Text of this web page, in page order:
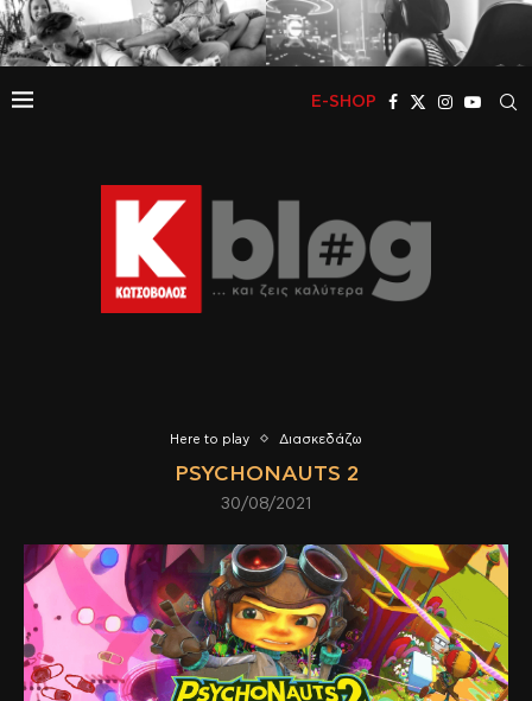
E-SHOP
Here to play Διασκεδάζω
PSYCHONAUTS 2
30/08/2021